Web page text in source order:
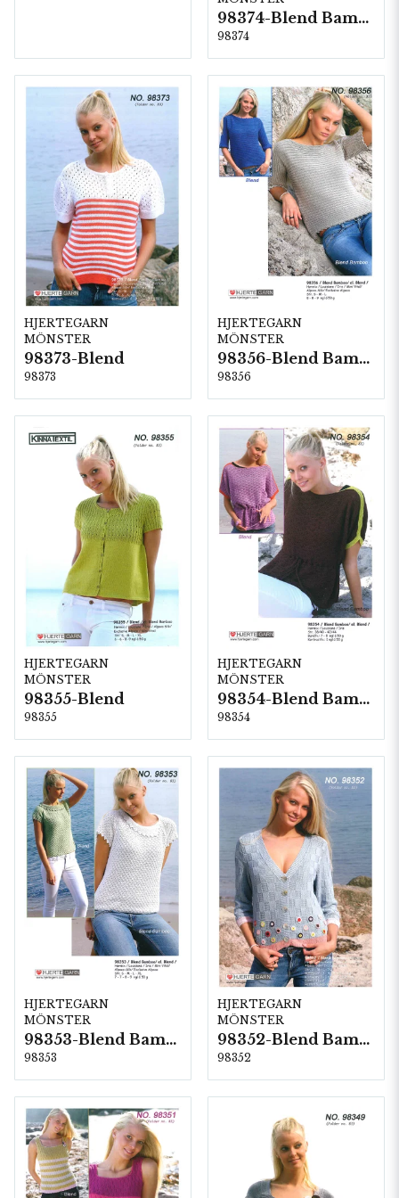
98374-Blend Bamboo
98374
HJERTEGARN
MÖNSTER
98373-Blend
98373
HJERTEGARN
MÖNSTER
98356-Blend Bamboo
98356
HJERTEGARN
MÖNSTER
98355-Blend
98355
HJERTEGARN
MÖNSTER
98354-Blend Bamboo
98354
HJERTEGARN
MÖNSTER
98353-Blend Bamboo
98353
HJERTEGARN
MÖNSTER
98352-Blend Bamboo
98352